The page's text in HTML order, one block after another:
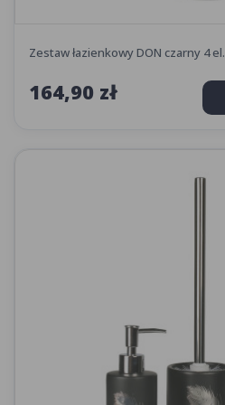
Zestaw łazienkowy DON czarny 4 el.
164,90 zł